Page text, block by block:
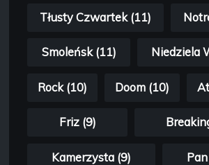
Tłusty Czwartek (11)
Smoleńsk (11) Niedziela
Rock (10) Doom (10)
Friz (9)
Kamerzysta (9)